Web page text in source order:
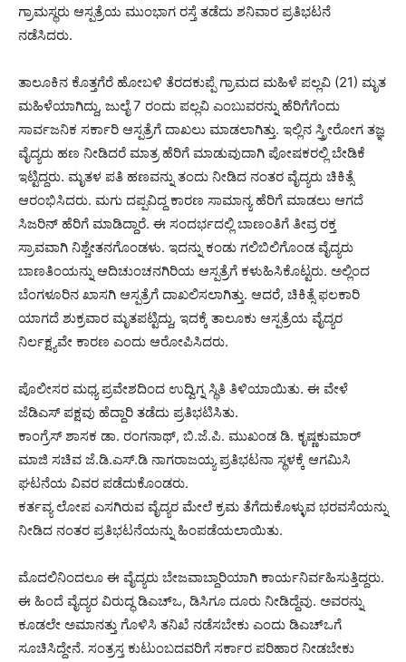
ಗ್ರಾಮಸ್ಥರು ಆಸ್ಪತ್ರೆಯ ಮುಂಭಾಗ ರಸ್ತೆ ತಡೆದು ಶನಿವಾರ ಪ್ರತಿಭಟನೆ
ನಡೆಸಿದರು.
ತಾಲೂಕಿನ ಕೊತ್ತಗೆರೆ ಹೋಬಳಿ ತೆರದಕುಪ್ಪೆ ಗ್ರಾಮದ ಮಹಿಳೆ ಪಲ್ಲವಿ (21) ಮೃತ
ಮಹಿಳೆಯಾಗಿದ್ದು, ಜುಲೈ 7 ರಂದು ಪಲ್ಲವಿ ಎಂಬುವರನ್ನು ಹೆರಿಗೆಗೆಂದು
ಸಾರ್ವಜನಿಕ ಸರ್ಕಾರಿ ಆಸ್ಪತ್ರೆಗೆ ದಾಖಲು ಮಾಡಲಾಗಿತ್ತು. ಇಲ್ಲಿನ ಸ್ತ್ರೀರೋಗ ತಜ್ಞ
ವೈದ್ಯರು ಹಣ ನೀಡಿದರೆ ಮಾತ್ರ ಹೆರಿಗೆ ಮಾಡುವುದಾಗಿ ಪೋಷಕರಲ್ಲಿ ಬೇಡಿಕೆ
ಇಟ್ಟಿದ್ದರು. ಮೃತಳ ಪತಿ ಹಣವನ್ನು ತಂದು ನೀಡಿದ ನಂತರ ವೈದ್ಯರು ಚಿಕಿತ್ಸೆ
ಆರಂಭಿಸಿದರು. ಮಗು ದಪ್ಪವಿದ್ದ ಕಾರಣ ಸಾಮಾನ್ಯ ಹೆರಿಗೆ ಮಾಡಲು ಆಗದೆ
ಸಿಜರಿನ್ ಹೆರಿಗೆ ಮಾಡಿದ್ದಾರೆ. ಈ ಸಂದರ್ಭದಲ್ಲಿ ಬಾಣಂತಿಗೆ ತೀವ್ರ ರಕ್ತ
ಸ್ರಾವವಾಗಿ ನಿಶ್ಚೇತನಗೊಂಡಳು. ಇದನ್ನು ಕಂಡು ಗಲಿಬಿಲಿಗೊಂಡ ವೈದ್ಯರು
ಬಾಣತಿಂಯನ್ನು ಆದಿಚುಂಚನಗಿರಿಯ ಆಸ್ಪತ್ರೆಗೆ ಕಳುಹಿಸಿಕೊಟ್ಟರು. ಅಲ್ಲಿಂದ
ಬೆಂಗಳೂರಿನ ಖಾಸಗಿ ಆಸ್ಪತ್ರೆಗೆ ದಾಖಲಿಸಲಾಗಿತ್ತು. ಆದರೆ, ಚಿಕಿತ್ಸೆ ಫಲಕಾರಿ
ಯಾಗದೆ ಶುಕ್ರವಾರ ಮೃತಪಟ್ಟಿದ್ದು, ಇದಕ್ಕೆ ತಾಲೂಕು ಆಸ್ಪತ್ರೆಯ ವೈದ್ಯರ
ನಿರ್ಲಕ್ಷ್ಯವೇ ಕಾರಣ ಎಂದು ಆರೋಪಿಸಿದರು.
ಪೊಲೀಸರ ಮಧ್ಯ ಪ್ರವೇಶದಿಂದ ಉದ್ವಿಗ್ನ ಸ್ಥಿತಿ ತಿಳಿಯಾಯಿತು. ಈ ವೇಳೆ
ಜೆಡಿಎಸ್ ಪಕ್ಷವು ಹೆದ್ದಾರಿ ತಡೆದು ಪ್ರತಿಭಟಿಸಿತು.
ಕಾಂಗ್ರೆಸ್ ಶಾಸಕ ಡಾ. ರಂಗನಾಥ್, ಬಿ.ಜೆ.ಪಿ. ಮುಖಂಡ ಡಿ. ಕೃಷ್ಣಕುಮಾರ್
ಮಾಜಿ ಸಚಿವ ಜೆ.ಡಿ.ಎಸ್.ಡಿ ನಾಗರಾಜಯ್ಯ ಪ್ರತಿಭಟನಾ ಸ್ಥಳಕ್ಕೆ ಆಗಮಿಸಿ
ಘಟನೆಯ ವಿವರ ಪಡೆದುಕೊಂಡರು.
ಕರ್ತವ್ಯ ಲೋಪ ಎಸಗಿರುವ ವೈದ್ಯರ ಮೇಲೆ ಕ್ರಮ ತೆಗೆದುಕೊಳ್ಳುವ ಭರವಸೆಯನ್ನು
ನೀಡಿದ ನಂತರ ಪ್ರತಿಭಟನೆಯನ್ನು ಹಿಂಪಡೆಯಲಾಯಿತು.
ಮೊದಲಿನಿಂದಲೂ ಈ ವೈದ್ಯರು ಬೇಜವಾಬ್ದಾರಿಯಾಗಿ ಕಾರ್ಯನಿರ್ವಹಿಸುತ್ತಿದ್ದರು.
ಈ ಹಿಂದೆ ವೈದ್ಯರ ವಿರುದ್ಧ ಡಿಎಚ್‌ಒ, ಡಿಸಿಗೂ ದೂರು ನೀಡಿದ್ದೆವು. ಅವರನ್ನು
ಕೂಡಲೇ ಅಮಾನತ್ತು ಗೊಳಿಸಿ ತನಿಖೆ ನಡೆಸಬೇಕು ಎಂದು ಡಿಎಚ್‌ಒಗೆ
ಸೂಚಿಸಿದ್ದೇನೆ. ಸಂತ್ರಸ್ತ ಕುಟುಂಬದವರಿಗೆ ಸರ್ಕಾರ ಪರಿಹಾರ ನೀಡಬೇಕು